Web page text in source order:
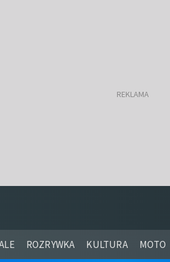
ROZRYWKA KULTURA MOTO